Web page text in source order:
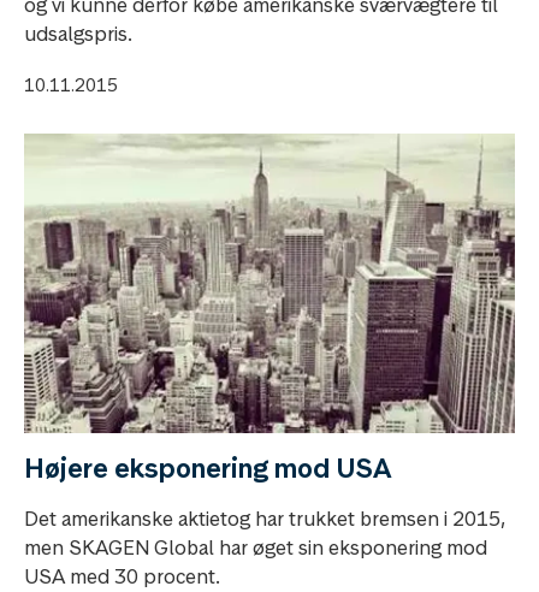
udsalgspris.
10.11.2015
Højere eksponering mod USA
Det amerikanske aktietog har trukket bremsen i 2015,
men SKAGEN Global har øget sin eksponering mod
USA med 30 procent.